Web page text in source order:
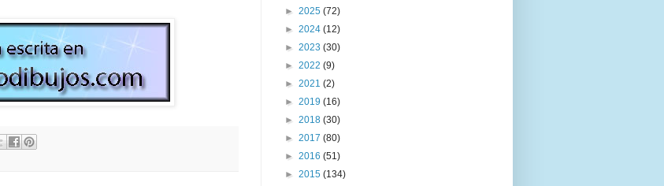
► 2025 (72)
► 2024 (12)
► 2023 (30)
► 2022 (9)
► 2021 (2)
► 2019 (16)
► 2018 (30)
► 2017 (80)
► 2016 (51)
► 2015 (134)